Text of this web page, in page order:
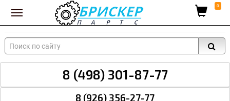
Вход для поставщиков 0
8 (498) 301-87-77
8 (926) 356-27-77